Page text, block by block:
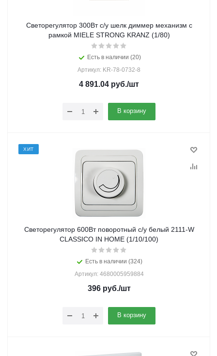
Светорегулятор 300Вт с/у шелк диммер механизм с
рамкой MIELE STRONG KRANZ (1/80)
Есть в наличии (20)
Артикул: KR-78-0732-8
4 891.04 руб./шт
В корзину
ХИТ
Светорегулятор 600Вт поворотный с/у белый 2111-W
CLASSICO IN HOME (1/10/100)
Есть в наличии (324)
Артикул: 4680005959884
396руб./шт
В корзину